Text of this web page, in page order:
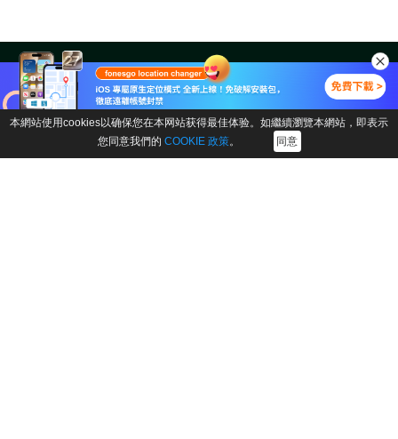
本網站使用cookies以确保您在本网站获得最佳体验。如繼續瀏覽本網站，即表示
您同意我們的 COOKIE 政策。 同意